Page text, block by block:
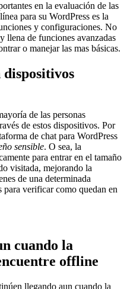
en la evaluación de las
para su WordPress es la
y configuraciones. No
llena de funciones avanzadas
o manejar las mas básicas.
de las personas
de estos dispositivos. Por
de chat para WordPress
sensible. O sea, la
para entrar en el tamaño
visitada, mejorando la
de una determinada
verificar como quedan en
cuando la
offline
llegando aun cuando la